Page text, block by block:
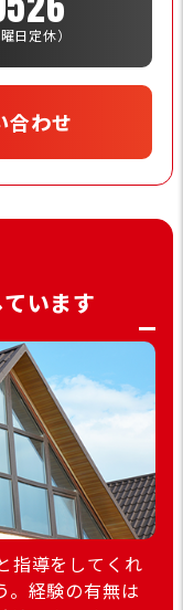
日定休）
合わせ
います
指導をしてくれ
。経験の有無は